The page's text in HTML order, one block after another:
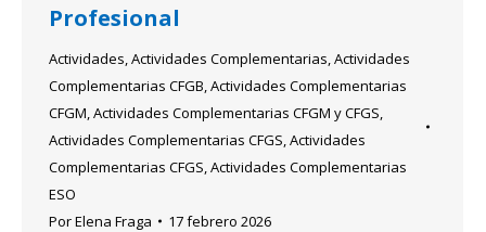
Profesional
Actividades Actividades Complementarias Actividades
Complementarias CFGB Actividades Complementarias
CFGM Actividades Complementarias CFGM y CFGS
Actividades Complementarias CFGS Actividades
Complementarias CFGS Actividades Complementarias
ESO
PorElena Fraga 17 febrero 2026